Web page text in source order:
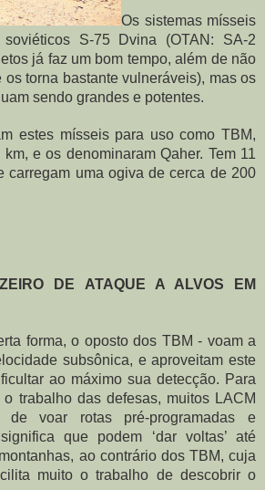
Os sistemas mísseis
soviéticos S-75 Dvina (OTAN: SA-2
já faz um bom tempo, além de não
os torna bastante vulneráveis), mas os
sendo grandes e potentes.
estes mísseis para uso como TBM,
e os denominaram Qaher. Tem 11
carregam uma ogiva de cerca de 200
DE ATAQUE A ALVOS EM
forma, o oposto dos TBM - voam a
subsônica, e aproveitam este
ao máximo sua detecção. Para
trabalho das defesas, muitos LACM
de voar rotas pré-programadas e
que podem ‘dar voltas’ até
ao contrário dos TBM, cuja
muito o trabalho de descobrir o